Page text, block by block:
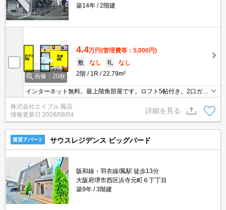
築14年 2階建
画像：20枚
4.4万円(管理費等：5,000円)
敷
なし 礼
なし
2階
1R 22.79m²
インターネット無料。最上階角部屋です。ロフト5帖付き。2口ガス
コンロ付。快適設備がいっぱい。見逃せませんね。サポートシステ
ム加入要2,700円/月。町会費等月165円。退室時清掃料55,000円。
株式会社エイブル 鳳店
情報更新日 2026/08/04
詳細を見る
賃貸アパート サウスレジデンス ビッグバード
阪和線・羽衣線/鳳駅 徒歩13分
大阪府堺市西区浜寺元町６丁丁目
築9年
3階建